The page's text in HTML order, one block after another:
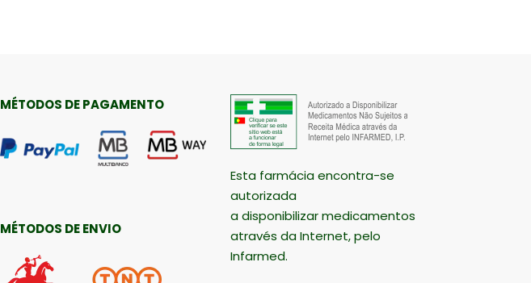
MÉTODOS DE PAGAMENTO
MÉTODOS DE ENVIO
Esta farmácia encontra-se
autorizada
a disponibilizar medicamentos
através da Internet, pelo
Infarmed.